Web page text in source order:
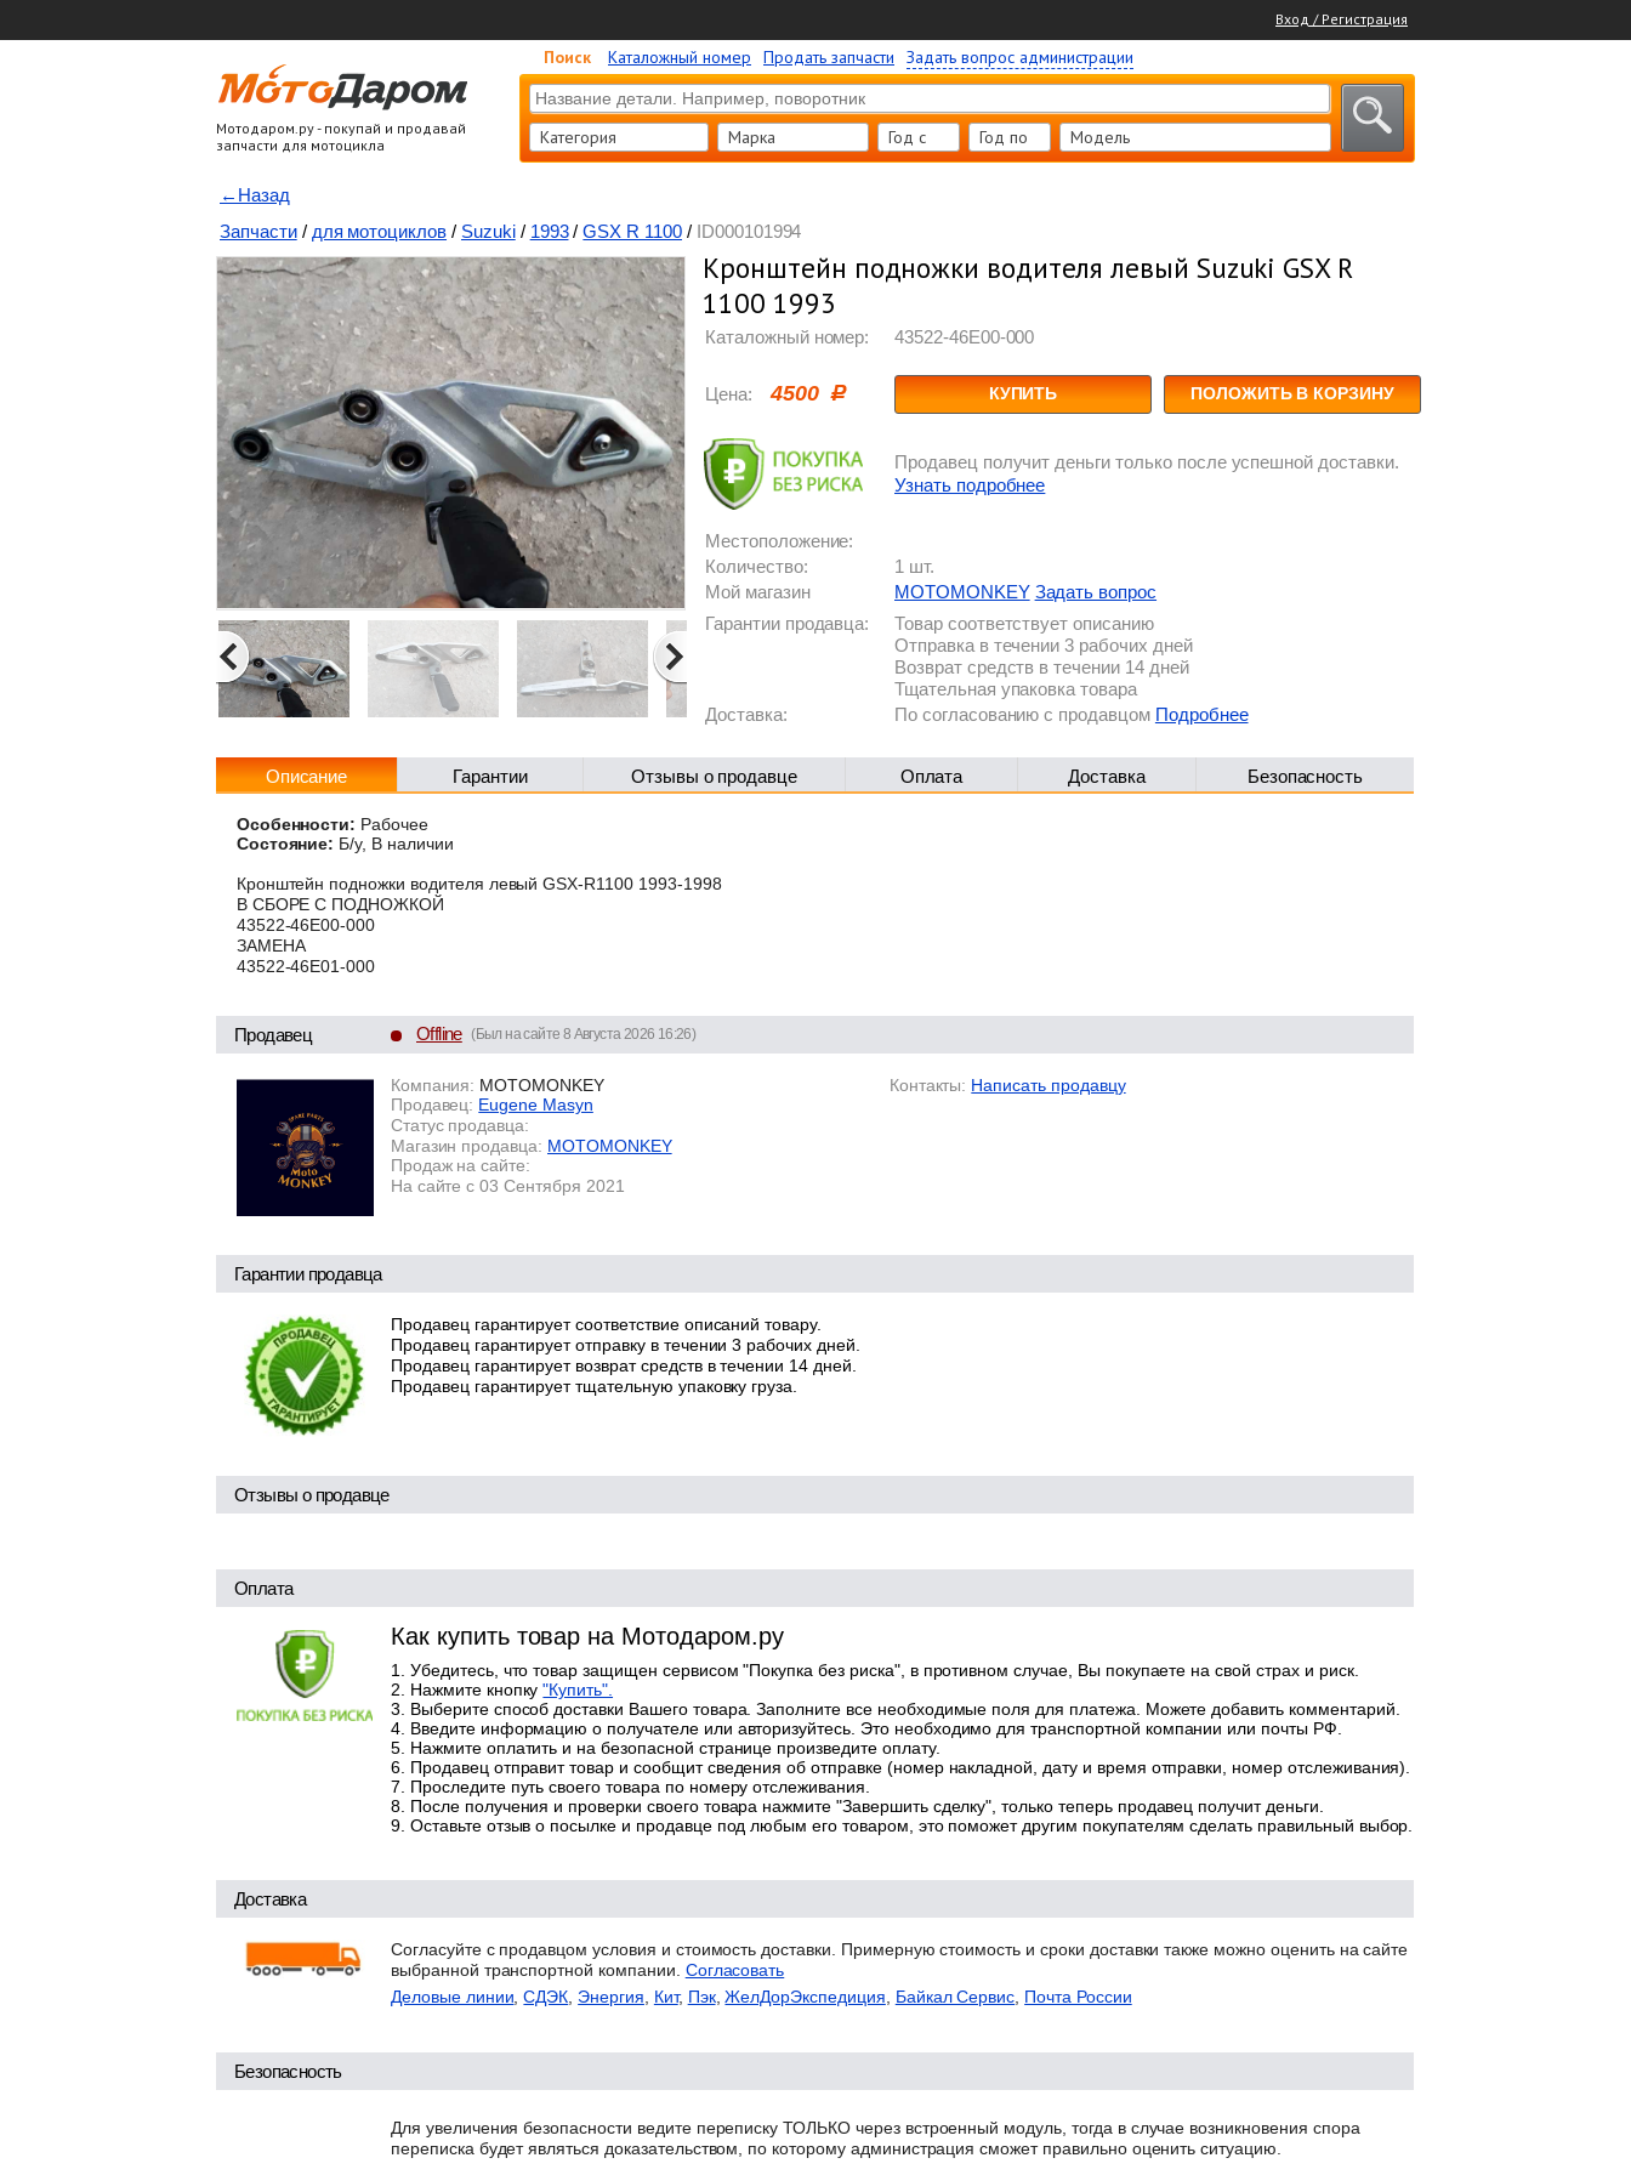
Вход / Регистрация
Мотодаром.ру - покупай и продавай
запчасти для мотоцикла
Поиск Каталожный номер Продать запчасти Задать вопрос администрации
Категория Марка Год c Год по Модель
←Назад
Запчасти / для мотоциклов / Suzuki / 1993 / GSX R 1100/ ID000101994
Кронштейн подножки водителя левый Suzuki GSX R
1100 1993
Каталожный номер: 43522-46E00-000
Цена: 4500 КУПИТЬ ПОЛОЖИТЬ В КОРЗИНУ
Продавец получит деньги только после успешной доставки.
Узнать подробнее
Местоположение:
Количество:
1 шт.
Мой магазин
MOTOMONKEY Задать вопрос
Гарантии продавца:
Товар соответствует описанию
Отправка в течении 3 рабочих дней
Возврат средств в течении 14 дней
Тщательная упаковка товара
Доставка:
По согласованию с продавцом Подробнее
Описание Гарантии Отзывы о продавце Оплата Доставка Безопасность
Особенности: Рабочее
Состояние: Б/у, В наличии
Кронштейн подножки водителя левый GSX-R1100 1993-1998
В СБОРЕ С ПОДНОЖКОЙ
43522-46E00-000
ЗАМЕНА
43522-46E01-000
Продавец Offline (Был на сайте 8 Августа 2026 16:26)
Компания: MOTOMONKEY
Продавец: Eugene Masyn
Статус продавца:
Магазин продавца: MOTOMONKEY
Продаж на сайте:
На сайте с 03 Сентября 2021
Контакты: Написать продавцу
Гарантии продавца
Продавец гарантирует соответствие описаний товару.
Продавец гарантирует отправку в течении 3 рабочих дней.
Продавец гарантирует возврат средств в течении 14 дней.
Продавец гарантирует тщательную упаковку груза.
Отзывы о продавце
Оплата
Как купить товар на Мотодаром.ру
Убедитесь, что товар защищен сервисом "Покупка без риска", в противном случае, Вы покупаете на свой страх и риск.
Нажмите кнопку"Купить".
Выберите способ доставки Вашего товара. Заполните все необходимые поля для платежа. Можете добавить комментарий.
Введите информацию о получателе или авторизуйтесь. Это необходимо для транспортной компании или почты РФ.
Нажмите оплатить и на безопасной странице произведите оплату.
Продавец отправит товар и сообщит сведения об отправке (номер накладной, дату и время отправки, номер отслеживания).
Проследите путь своего товара по номеру отслеживания.
После получения и проверки своего товара нажмите "Завершить сделку", только теперь продавец получит деньги.
Оставьте отзыв о посылке и продавце под любым его товаром, это поможет другим покупателям сделать правильный выбор.
Доставка
Согласуйте с продавцом условия и стоимость доставки. Примерную стоимость и сроки доставки также можно оценить на сайте
выбранной транспортной компании. Согласовать
Деловые линии ,СДЭК Энергия Кит, Пэк,ЖелДорЭкспедиция Байкал Сервис Почта России
Безопасность
Для увеличения безопасности ведите переписку ТОЛЬКО через встроенный модуль, тогда в случае возникновения спора
переписка будет являться доказательством, по которому администрация сможет правильно оценить ситуацию.